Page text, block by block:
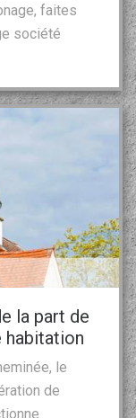
faites
société
la part de
habitation
le
de